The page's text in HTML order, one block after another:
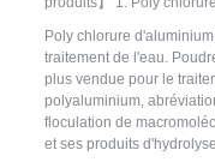
Poly chlorure
traitement de l'eau.
plus vendue pour le
polyaluminium,
floculation de
et ses produits